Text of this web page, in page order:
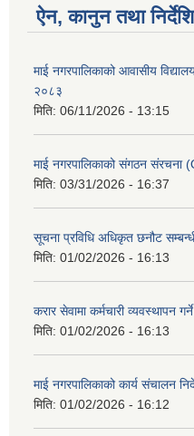
ऐन, कानुन तथा
माई नगरपालिकाको आवासीय
२०८३
मिति: 06/11/2026 - 13:15
माई नगरपालिकाको संगठन संरचना
मिति: 03/31/2026 - 16:37
सूचना प्रविधि अधिकृत छनौट सम्बन्धी
मिति: 01/02/2026 - 16:13
करार सेवामा कर्मचारी व्यवस्थापन
मिति: 01/02/2026 - 16:13
माई नगरपालिकाको कार्य संचालन
मिति: 01/02/2026 - 16:12